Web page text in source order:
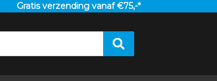
Gratis verzending vanaf €75,-*